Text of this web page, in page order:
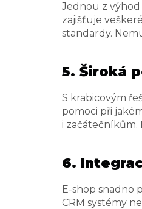
Jednou z výhod
zajišťuje
standardy.
5. Široká
S krabicovým
pomoci při
i začátečníkům.
6.
E-shop snadno
CRM systémy